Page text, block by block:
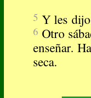
5 Y les
6 Otro
enseñar.
seca.